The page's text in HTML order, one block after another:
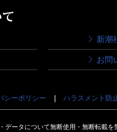
新潮
お問
シーポリシー ハラスメント防
データについて無断使用・無断転載を